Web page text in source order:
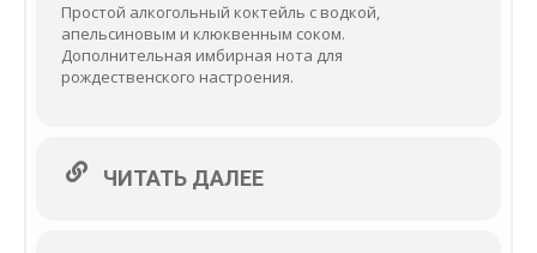
Простой алкогольный коктейль с водкой,
апельсиновым и клюквенным соком.
Дополнительная имбирная нота для
рождественского настроения.
ЧИТАТЬ ДАЛЕЕ